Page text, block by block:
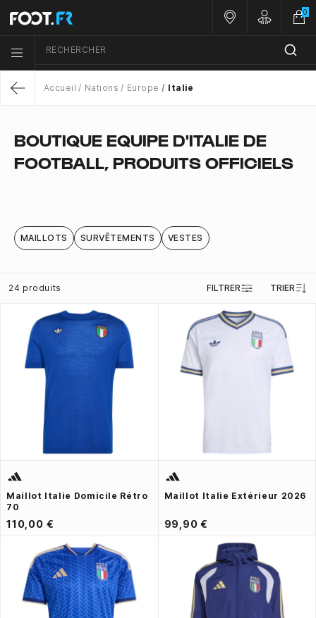
Menu list icon
RECHERCHER
Nos magasins
Customer
0
Accueil Nations Europe Italie
BOUTIQUE EQUIPE D'ITALIE DE
FOOTBALL, PRODUITS OFFICIELS
MAILLOTS SURVÊTEMENTS VESTES
24 produits FILTRER TRIER
Maillot Italie Domicile Rétro
70
110,00 €
Maillot Italie Extérieur 2026
99,90 €